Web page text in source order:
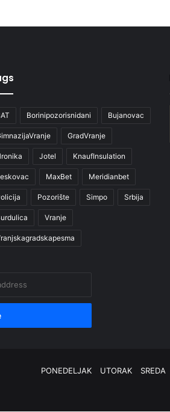
Borinipozorisnidani Bujanovac
GradVranje
Jotel KnaufInsulation
MaxBet Meridianbet
Pozorište Simpo Srbija
Vranje
PONEDELJAK UTORAK SREDA